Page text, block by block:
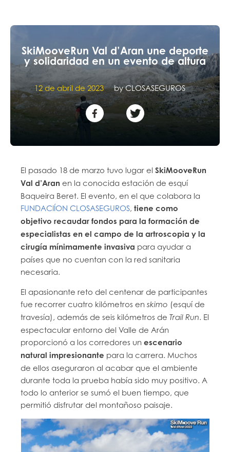
SkiMooveRun Val d’Aran une deporte
y solidaridad en un evento de altura
12 de abril de 2023 byCLOSASEGUROS
El pasado 18 de marzo tuvo lugar elSkiMooveRun
Val d’Aran en la conocida estación de esquí
Baqueira Beret. El evento, en el que colabora la
FUNDACIÍON CLOSASEGUROS,tiene como
objetivo recaudar fondos para la formación de
especialistas en el campo de la artroscopia y la
cirugía mínimamente invasiva para ayudar a
países que no cuentan con la red sanitaria
necesaria.
El apasionante reto del centenar de participantes
fue recorrer cuatro kilómetros enskimo (esquí de
travesía), además de seis kilómetros deTrail Run. El
espectacular entorno del Valle de Arán
proporcionó a los corredores un escenario
natural impresionante para la carrera. Muchos
de ellos aseguraron al acabar que el ambiente
durante toda la prueba había sido muy positivo. A
todo lo anterior se sumó el buen tiempo, que
permitió disfrutar del montañoso paisaje.